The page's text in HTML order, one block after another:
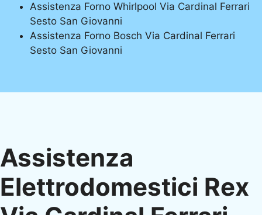
Assistenza Forno Whirlpool Via Cardinal Ferrari
Sesto San Giovanni
Assistenza Forno Bosch Via Cardinal Ferrari
Sesto San Giovanni
Assistenza
Elettrodomestici Rex